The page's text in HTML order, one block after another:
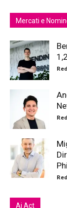
Mercati e
Ai Act